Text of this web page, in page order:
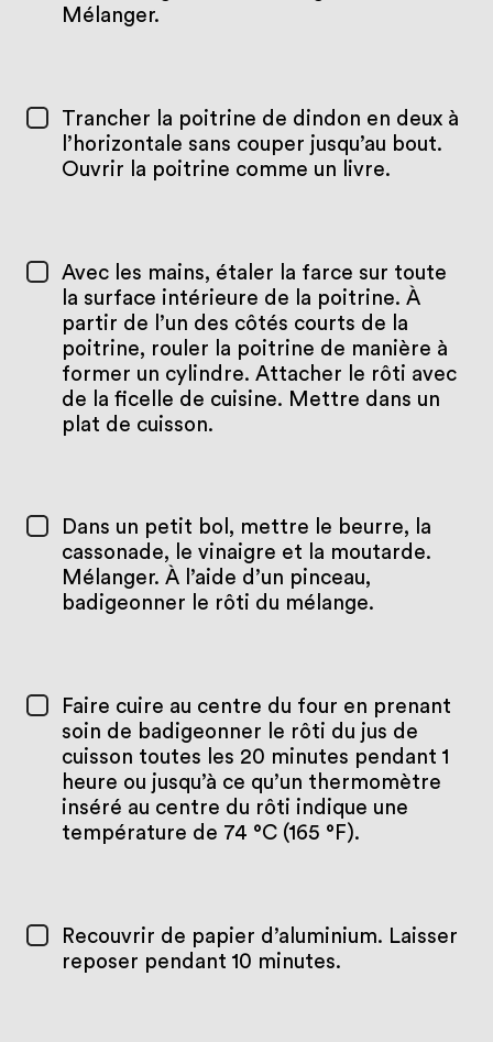
Mélanger.
Trancher la poitrine de dindon en deux à
l’horizontale sans couper jusqu’au bout.
Ouvrir la poitrine comme un livre.
Avec les mains, étaler la farce sur toute
la surface intérieure de la poitrine. À
partir de l’un des côtés courts de la
poitrine, rouler la poitrine de manière à
former un cylindre. Attacher le rôti avec
de la ficelle de cuisine. Mettre dans un
plat de cuisson.
Dans un petit bol, mettre le beurre, la
cassonade, le vinaigre et la moutarde.
Mélanger. À l’aide d’un pinceau,
badigeonner le rôti du mélange.
Faire cuire au centre du four en prenant
soin de badigeonner le rôti du jus de
cuisson toutes les 20 minutes pendant 1
heure ou jusqu’à ce qu’un thermomètre
inséré au centre du rôti indique une
température de 74 °C (165 °F).
Recouvrir de papier d’aluminium. Laisser
reposer pendant 10 minutes.